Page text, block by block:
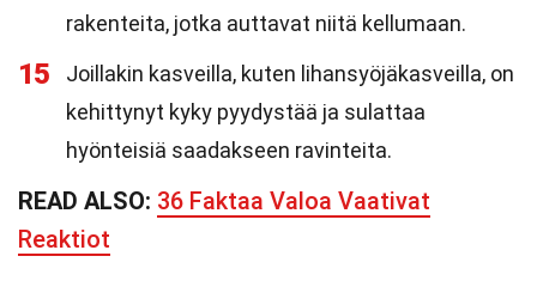
rakenteita, jotka auttavat niitä kellumaan.
15
Joillakin kasveilla, kuten lihansyöjäkasveilla, on
kehittynyt kyky pyydystää ja sulattaa
hyönteisiä saadakseen ravinteita.
READ ALSO: 36 Faktaa Valoa Vaativat
Reaktiot